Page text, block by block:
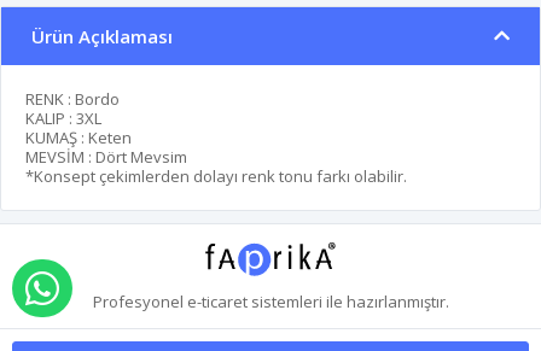
Ürün Açıklaması
RENK : Bordo
KALIP : 3XL
KUMAŞ : Keten
MEVSİM : Dört Mevsim
*Konsept çekimlerden dolayı renk tonu farkı olabilir.
Profesyonel e-ticaretsistemleri ile hazırlanmıştır.